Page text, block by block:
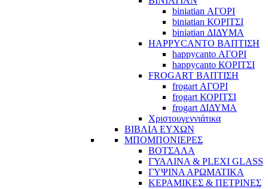
biniatian ΑΓΟΡΙ
biniatian ΚΟΡΙΤΣΙ
biniatian ΔΙΔΥΜΑ
HAPPYCANTO ΒΑΠΤΙΣΗ
happycanto ΑΓΟΡΙ
happycanto ΚΟΡΙΤΣΙ
FROGART ΒΑΠΤΙΣΗ
frogart ΑΓΟΡΙ
frogart ΚΟΡΙΤΣΙ
frogart ΔΙΔΥΜΑ
Χριστουγεννιάτικα
ΒΙΒΛΙΑ ΕΥΧΩΝ
ΜΠΟΜΠΟΝΙΕΡΕΣ
ΒΟΤΣΑΛΑ
ΓΥΑΛΙΝΑ & PLEXI GLASS
ΓΥΨΙΝΑ ΑΡΩΜΑΤΙΚΑ
ΚΕΡΑΜΙΚΕΣ & ΠΕΤΡΙΝΕΣ